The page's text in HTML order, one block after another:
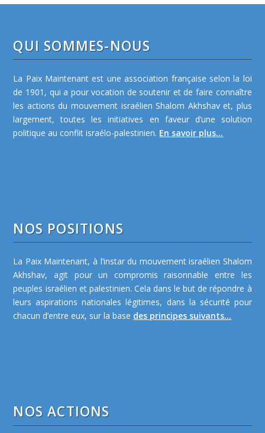
QUI SOMMES-NOUS
La Paix Maintenant est une association française selon la loi
de 1901, qui a pour vocation de soutenir et de faire connaître
les actions du mouvement israélien Shalom Akhshav et, plus
largement, toutes les initiatives en faveur d’une solution
politique au conflit israélo-palestinien. En savoir plus...
NOS POSITIONS
La Paix Maintenant, à l’instar du mouvement israélien Shalom
Akhshav, agit pour un compromis raisonnable entre les
peuples israélien et palestinien. Cela dans le but de répondre à
leurs aspirations nationales légitimes, dans la sécurité pour
chacun d’entre eux, sur la base des principes suivants...
NOS ACTIONS